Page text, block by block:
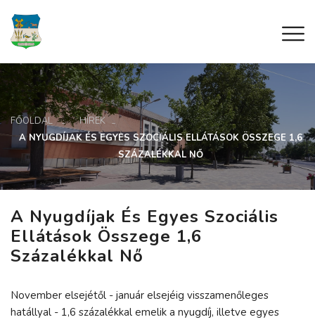
FŐOLDAL
HÍREK
A NYUGDÍJAK ÉS EGYES SZOCIÁLIS ELLÁTÁSOK ÖSSZEGE 1,6
SZÁZALÉKKAL NŐ
A Nyugdíjak És Egyes Szociális
Ellátások Összege 1,6
Százalékkal Nő
November elsejétől - január elsejéig visszamenőleges
hatállyal - 1,6 százalékkal emelik a nyugdíj, illetve egyes